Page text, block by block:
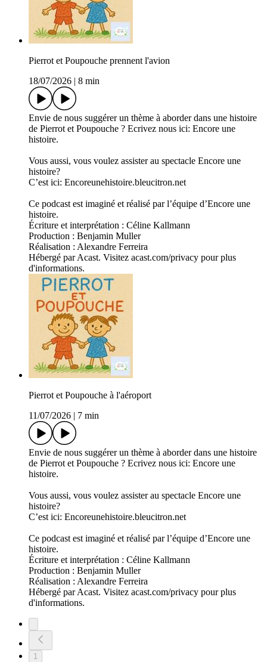
Pierrot et Poupouche prennent l'avion
18/07/2026 | 8 min
Envie de nous suggérer un thème à aborder dans une histoire
de Pierrot et Poupouche ? Ecrivez nous ici: Encore une
histoire.
Vous aussi, vous voulez assister au spectacle Encore une
histoire?
C’est ici: Encoreunehistoire.bleucitron.net
Ce podcast est imaginé et réalisé par l’équipe d’Encore une
histoire.
Écriture et interprétation : Céline Kallmann
Production : Benjamin Muller
Réalisation : Alexandre Ferreira
Hébergé par Acast. Visitez acast.com/privacy pour plus
d'informations.
Pierrot et Poupouche à l'aéroport
11/07/2026 | 7 min
Envie de nous suggérer un thème à aborder dans une histoire
de Pierrot et Poupouche ? Ecrivez nous ici: Encore une
histoire.
Vous aussi, vous voulez assister au spectacle Encore une
histoire?
C’est ici: Encoreunehistoire.bleucitron.net
Ce podcast est imaginé et réalisé par l’équipe d’Encore une
histoire.
Écriture et interprétation : Céline Kallmann
Production : Benjamin Muller
Réalisation : Alexandre Ferreira
Hébergé par Acast. Visitez acast.com/privacy pour plus
d'informations.
1